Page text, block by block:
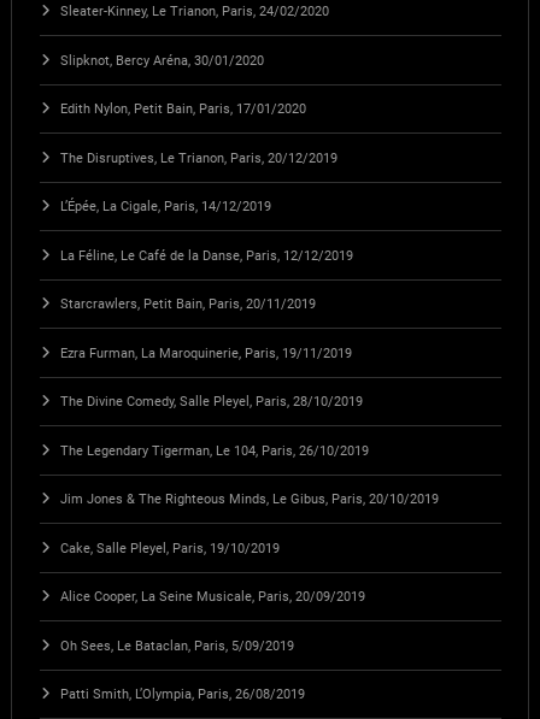
Sleater-Kinney, Le Trianon, Paris, 24/02/2020
Slipknot, Bercy Aréna, 30/01/2020
Edith Nylon, Petit Bain, Paris, 17/01/2020
The Disruptives, Le Trianon, Paris, 20/12/2019
L’Épée, La Cigale, Paris, 14/12/2019
La Féline, Le Café de la Danse, Paris, 12/12/2019
Starcrawlers, Petit Bain, Paris, 20/11/2019
Ezra Furman, La Maroquinerie, Paris, 19/11/2019
The Divine Comedy, Salle Pleyel, Paris, 28/10/2019
The Legendary Tigerman, Le 104, Paris, 26/10/2019
Jim Jones & The Righteous Minds, Le Gibus, Paris, 20/10/2019
Cake, Salle Pleyel, Paris, 19/10/2019
Alice Cooper, La Seine Musicale, Paris, 20/09/2019
Oh Sees, Le Bataclan, Paris, 5/09/2019
Patti Smith, L’Olympia, Paris, 26/08/2019